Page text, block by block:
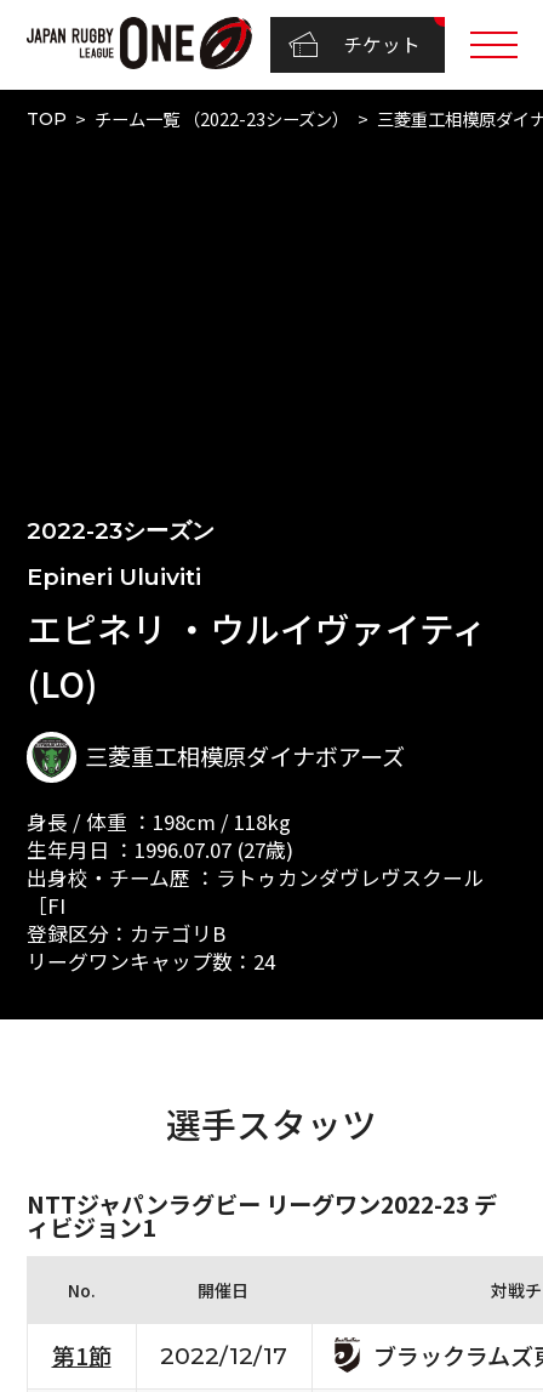
チケット
TOP チーム一覧 （2022-23シーズン） 三菱重工相模原ダイ
2022-23シーズン
Epineri Uluiviti
エピネリ ・ウルイヴァイティ
(LO)
三菱重工相模原ダイナボアーズ
身長 / 体重 ：198cm / 118kg
生年月日 ：1996.07.07 (27歳)
出身校・チーム歴 ：ラトゥカンダヴレヴスクール
［FI
登録区分：カテゴリB
リーグワンキャップ数：24
選手スタッツ
NTTジャパンラグビー リーグワン2022-23 デ
ィビジョン1
No. 開催日 対戦
第1節 2022/12/17
ブラックラムズ